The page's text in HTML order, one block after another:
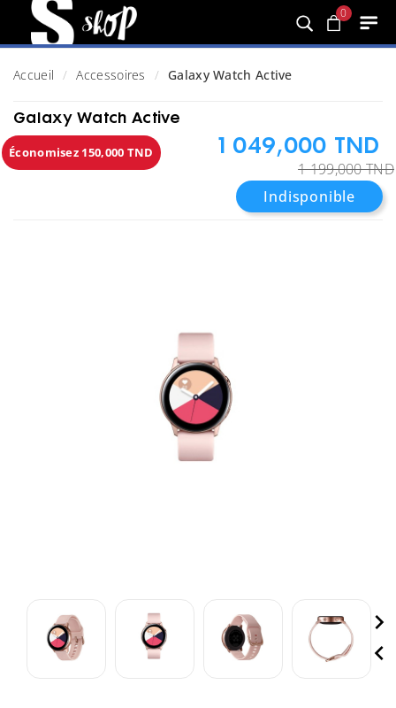
0
Accueil Accessoires Galaxy Watch Active
Galaxy Watch Active
Économisez 150,000 TND 1 049,000 TND
1 199,000 TND
Indisponible

